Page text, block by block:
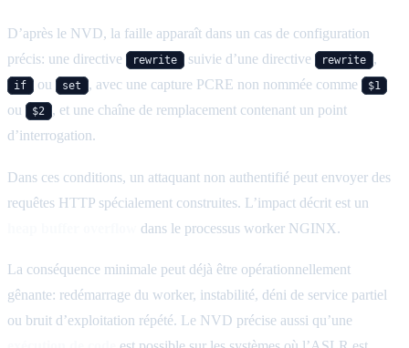
D’après le NVD, la faille apparaît dans un cas de configuration
précis: une directive
rewrite suivie d’une directive rewrite ,
if ou set , avec une capture PCRE non nommée comme $1
ou $2 , et une chaîne de remplacement contenant un point
d’interrogation.
Dans ces conditions, un attaquant non authentifié peut envoyer des
requêtes HTTP spécialement construites. L’impact décrit est un
dans le processus worker NGINX.
La conséquence minimale peut déjà être opérationnellement
gênante: redémarrage du worker, instabilité, déni de service partiel
ou bruit d’exploitation répété. Le NVD précise aussi qu’une